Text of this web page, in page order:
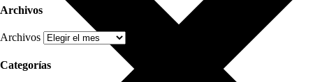
Archivos
Archivos
Categorías